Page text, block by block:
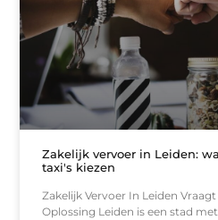
Zakelijk vervoer in Leiden:
taxi's kiezen
Zakelijk Vervoer In Leiden
Oplossing Leiden is een stad